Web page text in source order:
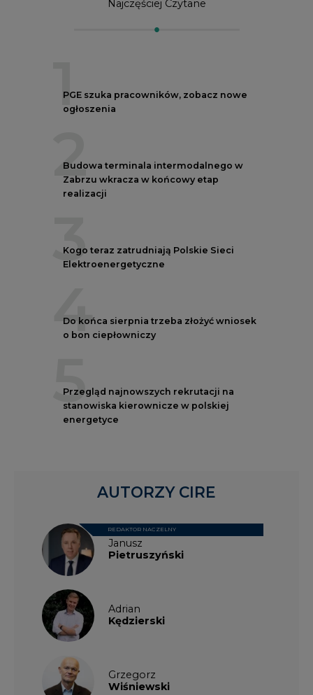
1
PGE szuka pracowników, zobacz nowe
ogłoszenia
2
Budowa terminala intermodalnego w
Zabrzu wkracza w końcowy etap
realizacji
3
Kogo teraz zatrudniają Polskie Sieci
Elektroenergetyczne
4
Do końca sierpnia trzeba złożyć wniosek
o bon ciepłowniczy
5
Przegląd najnowszych rekrutacji na
stanowiska kierownicze w polskiej
energetyce
Janusz
Pietruszyński
REDAKTOR NACZELNY
Adrian
Kędzierski
Grzegorz
Wiśniewski
AUTORZY CIRE